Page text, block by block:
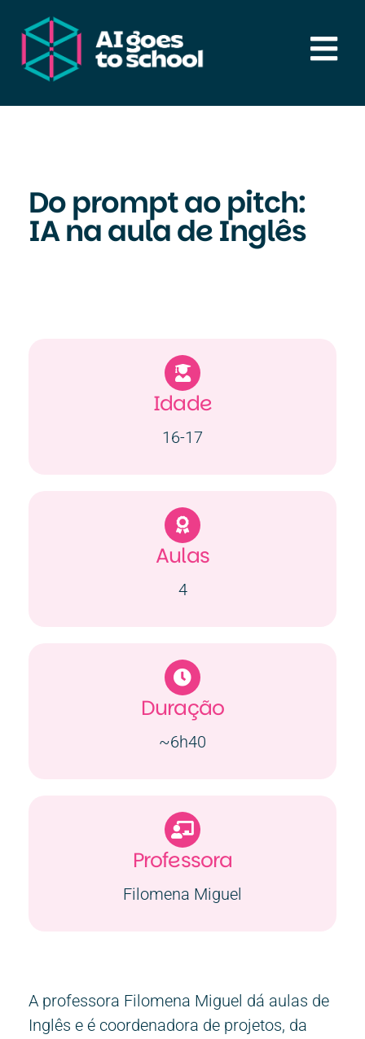
content
Recursos
Do prompt ao pitch:
IA na aula de Inglês
Idade
16-17
Aulas
4
Duração
~6h40
Professora
Filomena Miguel
A professora Filomena Miguel dá aulas de
Inglês e é coordenadora de projetos, da